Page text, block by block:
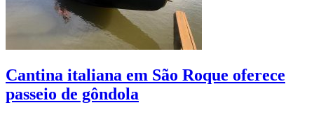
Cantina italiana em São Roque oferece
passeio de gôndola